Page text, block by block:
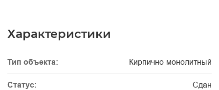
Характеристики
Тип объекта: Кирпично-монолитный
Статус: Сдан